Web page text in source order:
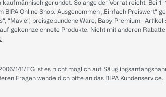
gerundet. Solange der Vorrat reicht. Bei
BIPA Online Shop. Ausgenommen „Einfach
“Mavie“, preisgebundene Ware, Baby Premium-
auf gekennzeichnete Produkte. Nicht mit anderen
141/EG ist es nicht möglich auf
Fragen wende dich bitte an das BIPA Kundenservice.